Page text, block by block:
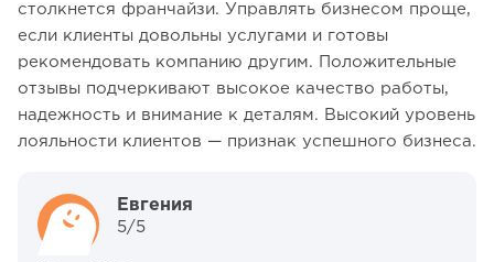
столкнется франчайзи. Управлять бизнесом проще,
если клиенты довольны услугами и готовы
рекомендовать компанию другим. Положительные
отзывы подчеркивают высокое качество работы,
надежность и внимание к деталям. Высокий уровень
лояльности клиентов — признак успешного бизнеса.
Евгения
5/5